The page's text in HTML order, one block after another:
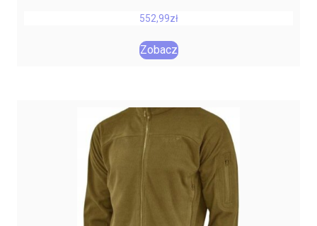
552,99zł
Zobacz